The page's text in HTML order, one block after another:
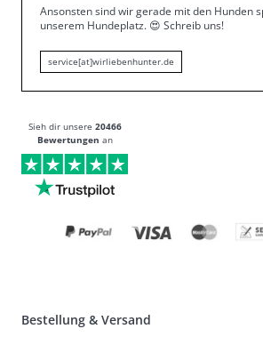
Ansonsten sind wir gerade mit den Hunden
unserem Hundeplatz. 😍 Schreib uns!
service[at]wirliebenhunter.de
Sieh dir unsere 20466
Bewertungen an
Bestellung & Versand